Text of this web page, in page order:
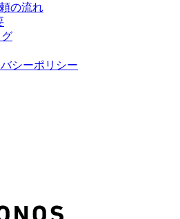
の流れ
シーポリシー